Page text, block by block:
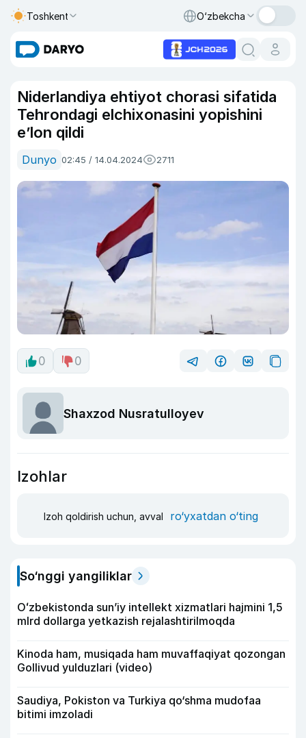
Toshkent O‘zbekcha
Niderlandiya ehtiyot chorasi sifatida
Tehrondagi elchixonasini yopishini
eʼlon qildi
Dunyo 02:45 / 14.04.2024 2711
0 0
Shaxzod Nusratulloyev
Izohlar
Izoh qoldirish uchun, avval ro‘yxatdan o‘ting
So‘nggi yangiliklar
Oʻzbekistonda sunʼiy intellekt xizmatlari hajmini 1,5
mlrd dollarga yetkazish rejalashtirilmoqda
Kinoda ham, musiqada ham muvaffaqiyat qozongan
Gollivud yulduzlari (video)
Saudiya, Pokiston va Turkiya qo‘shma mudofaa
bitimi imzoladi